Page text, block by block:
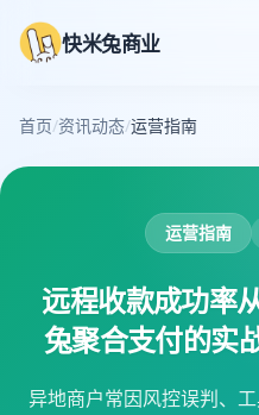
快米兔商业
首页/资讯动态/运营指南
运营指南
远程收款成功率
兔聚合支付的实
异地商户常因风控误判、